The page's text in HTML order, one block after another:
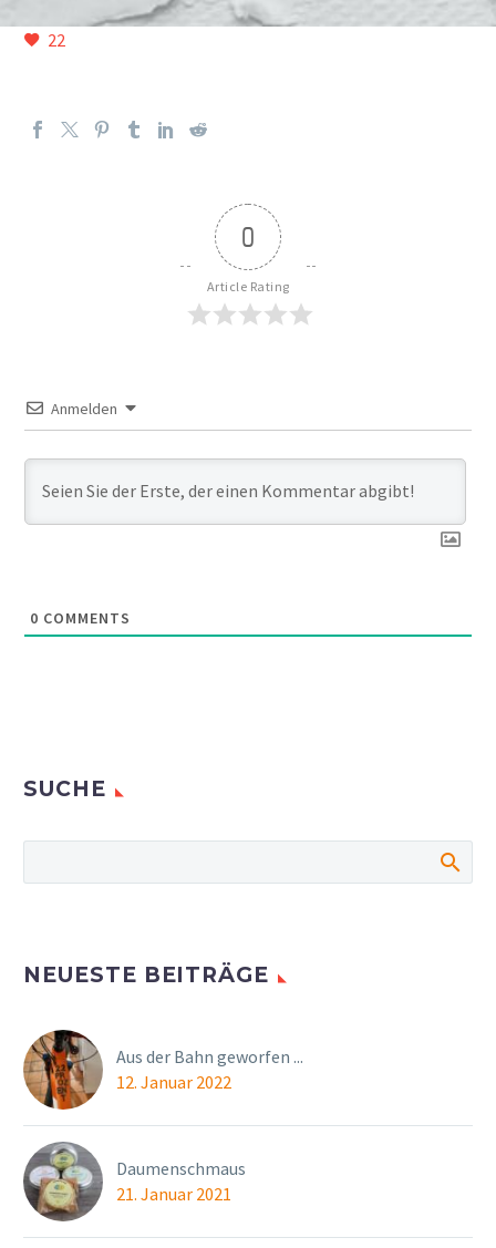
22
0
Article Rating
Anmelden
0 COMMENTS
SUCHE
NEUESTE BEITRÄGE
Aus der Bahn geworfen ...
12. Januar 2022
Daumenschmaus
21. Januar 2021